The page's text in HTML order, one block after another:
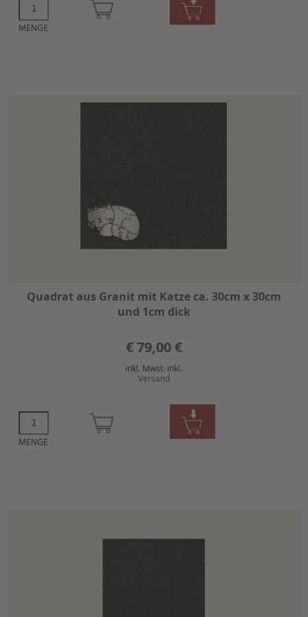
MENGE
Quadrat aus Granit mit Katze ca. 30cm x 30cm
und 1cm dick
€79,00 €
inkl. Mwst. inkl.
Versand
MENGE